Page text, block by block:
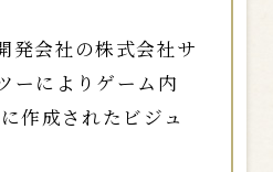
発会社の株式会社サ
ーによりゲーム内
作成されたビジュ